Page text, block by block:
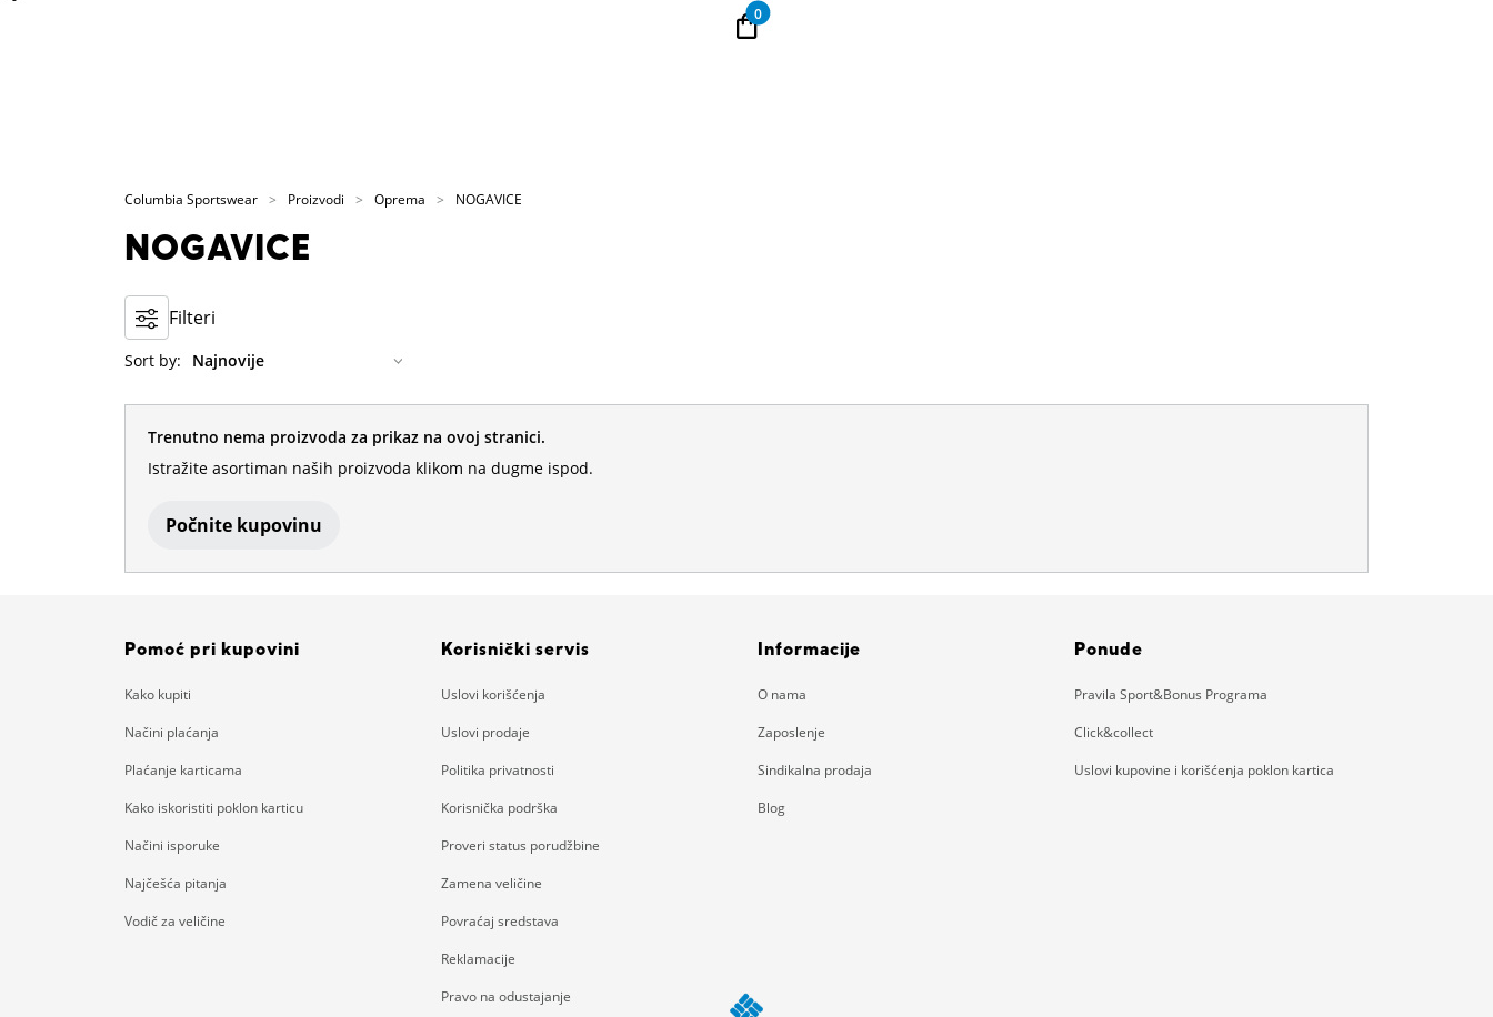
0
Columbia Sportswear Proizvodi Oprema NOGAVICE
NOGAVICE
Filteri
Sort by:
Trenutno nema proizvoda za prikaz na ovoj stranici.
Istražite asortiman naših proizvoda klikom na dugme ispod.
Počnite kupovinu
Pomoć pri kupovini
Kako kupiti
Načini plaćanja
Plaćanje karticama
Kako iskoristiti poklon karticu
Načini isporuke
Najčešća pitanja
Vodič za veličine
Korisnički servis
Uslovi korišćenja
Uslovi prodaje
Politika privatnosti
Korisnička podrška
Proveri status porudžbine
Zamena veličine
Povraćaj sredstava
Reklamacije
Pravo na odustajanje
Informacije
O nama
Zaposlenje
Sindikalna prodaja
Blog
Ponude
Pravila Sport&Bonus Programa
Click&collect
Uslovi kupovine i korišćenja poklon kartica